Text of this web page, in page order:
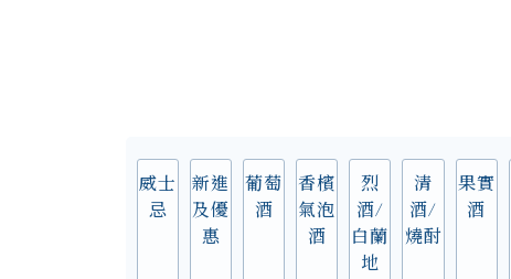
威士
忌
新進
及優
惠
葡萄
酒
香檳
氣泡
酒
烈
酒/
白蘭
地
清
酒/
燒酎
果實
酒